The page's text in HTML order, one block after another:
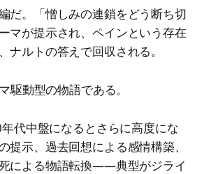
だ。「憎しみの連鎖をどう断ち切
マが提示され、ペインという存在
ナルトの答えで回収される。
駆動型の物語である。
代中盤になるとさらに高度にな
提示、過去回想による感情構築、
による物語転換——典型がジライ